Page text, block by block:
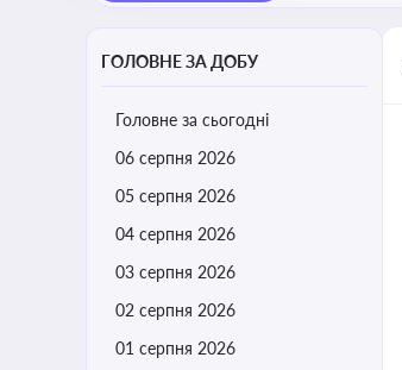
ГОЛОВНЕ ЗА ДОБУ
Головне за сьогодні
06 серпня 2026
05 серпня 2026
04 серпня 2026
03 серпня 2026
02 серпня 2026
01 серпня 2026